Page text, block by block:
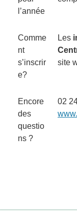
l’année
Comme
nt
s’inscrir
e?
Les
site
Encore
des
questio
ns ?
02